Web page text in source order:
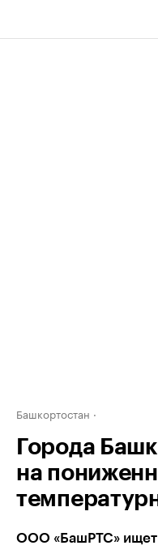
Башкортостан
Города
на
ООО «БашРТС» ищет